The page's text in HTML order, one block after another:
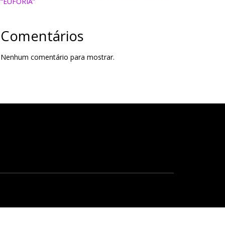
Comentários
Nenhum comentário para mostrar.